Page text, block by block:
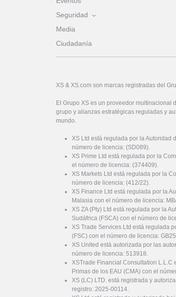
Seguridad
Media
Ciudadanía
XS & XS.com son marcas registradas del
El Grupo XS es un proveedor multinacional
grupo y alianzas estratégicas reguladas y
mundo.
XS Ltd está regulada por la Autoridad
número de licencia: (SD089).
XS Prime Ltd está regulada por la
el número de licencia: (374409).
XS Markets Ltd está regulada por la
número de licencia: (412/22).
XS Finance Ltd está regulada por la
Malasia con el número de licencia:
XS ZA (Pty) Ltd está regulada por la
Sudáfrica (FSCA) con el número de
XS Trade Services Ltd está regulada
(FSC) con el número de licencia:
XS United está autorizada por las
número de licencia: 513918.
XSTrade Financial Consultation L.L.C
Primas de los EAU (CMA) con el
XS (LC) LTD. está registrada y
registro: 2025-00114.